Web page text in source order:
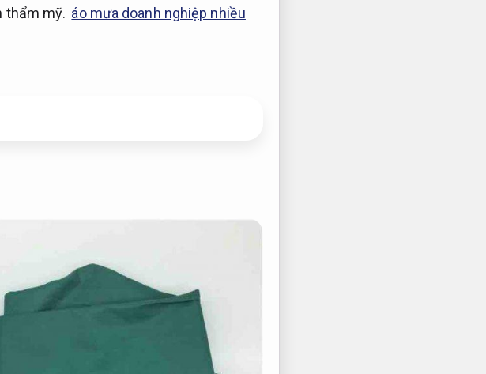
thẩm mỹ. áo mưa doanh nghiệp nhiều